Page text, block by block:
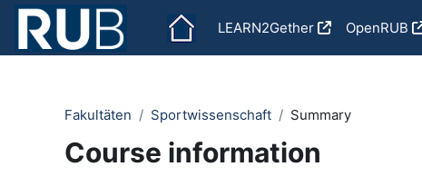
Skip to main content
LEARN2Gether
OpenRUB
Fakultäten Sportwissenschaft Summary
Course information